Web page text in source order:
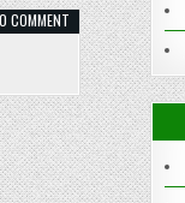
0 COMMENT ON
CÂY
HUYẾT
DỤ
TA